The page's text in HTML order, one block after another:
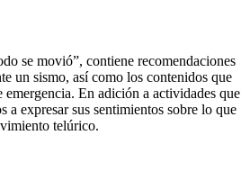
se movió”, contiene recomendaciones
un sismo, así como los contenidos que
emergencia. En adición a actividades que
a expresar sus sentimientos sobre lo que
telúrico.